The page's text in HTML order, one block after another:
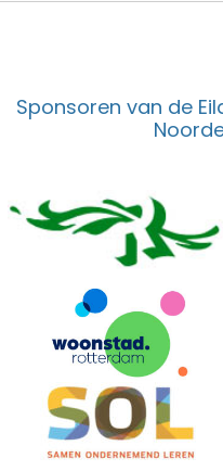
Sponsoren van de